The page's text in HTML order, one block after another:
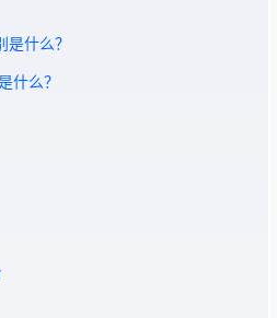
什么？
什么？